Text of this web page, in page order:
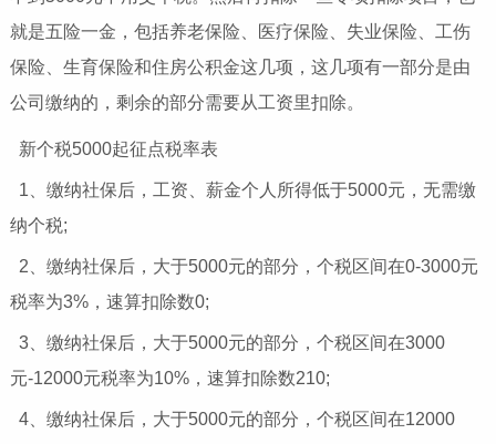
就是五险一金，包括养老保险、医疗保险、失业保险、工伤
保险、生育保险和住房公积金这几项，这几项有一部分是由
公司缴纳的，剩余的部分需要从工资里扣除。
新个税5000起征点税率表
1、缴纳社保后，工资、薪金个人所得低于5000元，无需缴
纳个税;
2、缴纳社保后，大于5000元的部分，个税区间在0-3000元
税率为3%，速算扣除数0;
3、缴纳社保后，大于5000元的部分，个税区间在3000
元-12000元税率为10%，速算扣除数210;
4、缴纳社保后，大于5000元的部分，个税区间在12000